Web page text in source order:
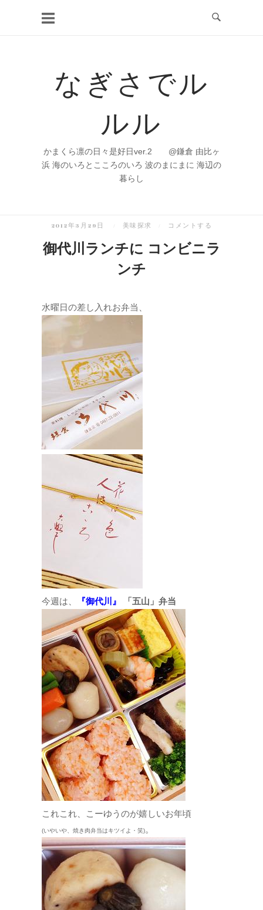
なぎさでル
ルル
かまくら凛の日々是好日ver.2 @鎌倉 由比ヶ
浜 海のいろとこころのいろ 波のまにまに 海辺の
暮らし
2012年3月29日 美味探求 コメントする
御代川ランチに コンビニラ
ンチ
水曜日の差し入れお弁当、
今週は、 『御代川』 「五山」弁当
これこれ、こーゆうのが嬉しいお年頃
(いやいや、焼き肉弁当はキツイよ・笑)。